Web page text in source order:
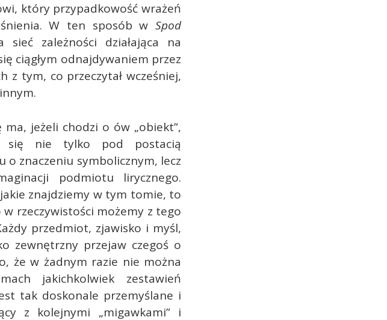
który przypadkowość wrażeń
W ten sposób w Spod
sieć zależności działająca na
ciągłym odnajdywaniem przez
z tym, co przeczytał wcześniej,
jeżeli chodzi o ów „obiekt”,
się nie tylko pod postacią
znaczeniu symbolicznym, lecz
podmiotu lirycznego.
znajdziemy w tym tomie, to
rzeczywistości możemy z tego
przedmiot, zjawisko i myśl,
zewnętrzny przejaw czegoś o
że w żadnym razie nie można
jakichkolwiek zestawień
tak doskonale przemyślane i
z kolejnymi „migawkami” i